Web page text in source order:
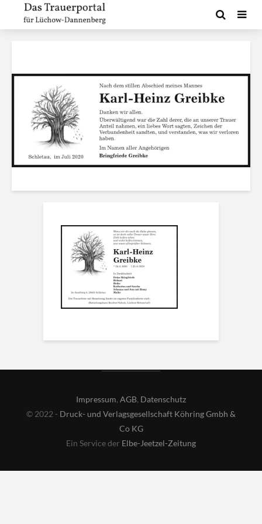
Impressum, AGB, Datenschutz
© 2022 - Druck- und Verlagsgesellschaft Köhring Gmbh &
Co KG
Ein Service der Elbe-Jeetzel-Zeitung